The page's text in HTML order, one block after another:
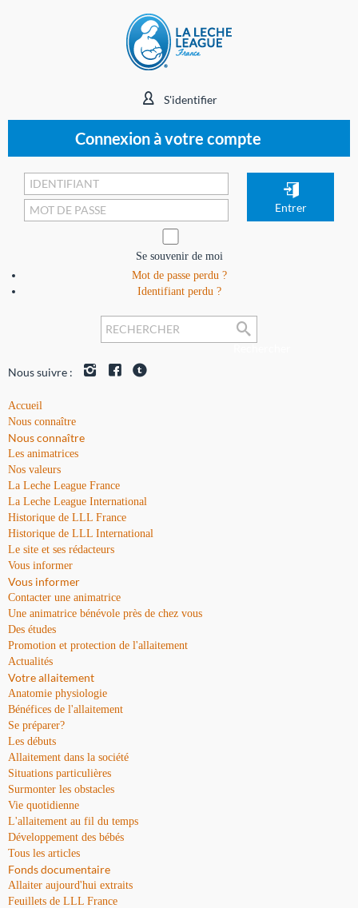
S'identifier
Connexion à votre compte
Se souvenir de moi
Mot de passe perdu ?
Identifiant perdu ?
Nous suivre :
Accueil
Nous connaître
Nous connaître
Les animatrices
Nos valeurs
La Leche League France
La Leche League International
Historique de LLL France
Historique de LLL International
Le site et ses rédacteurs
Vous informer
Vous informer
Contacter une animatrice
Une animatrice bénévole près de chez vous
Des études
Promotion et protection de l'allaitement
Actualités
Votre allaitement
Anatomie physiologie
Bénéfices de l'allaitement
Se préparer?
Les débuts
Allaitement dans la société
Situations particulières
Surmonter les obstacles
Vie quotidienne
L'allaitement au fil du temps
Développement des bébés
Tous les articles
Fonds documentaire
Allaiter aujourd'hui extraits
Feuillets de LLL France